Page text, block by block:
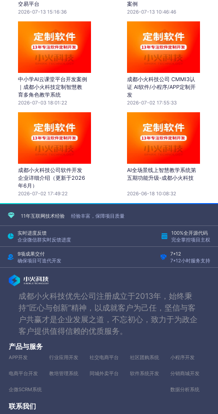
交易平台
2026-07-13 15:16:36
案例
2026-07-13 10:46:46
中小学AI云课堂平台开发案例
｜成都小火科技定制智慧教
育多角色教学系统
2026-07-03 18:01:22
成都小火科技公司 CMMI3认
证 AI软件/小程序/APP定制开
发
2026-07-02 17:55:33
成都小火科技公司软件开发
企业详细介绍（更新于2026
年6月）
2026-07-02 17:49:22
AI全场景线上智慧教学系统第
五期功能升级-成都小火科技
2026-06-18 10:08:32
11年互联网技术经验 经验丰富，保障项目质量
实时进度反馈
企业微信群实时反馈进度
100%全开源代码
完全掌控项目主权
9项成果交付
确保项目可迭代开发
7*12
7*12小时服务支持
成都小火科技优先公司注册成立于2013年，始终秉
持“匠心与创新”精神，以成就客户为己任，坚信与客
户共赢才是企业发展之道，不忘初心，致力于为政企
客户提供值得信赖的优质服务。
产品与服务
APP开发 行业应用开发 社交电商平台 社区团购系统 小程序开发
电商平台开发 教培管理系统 同城外卖平台 软件系统开发 分销商城开发
企微SCRM系统 数据分析系统
联系我们